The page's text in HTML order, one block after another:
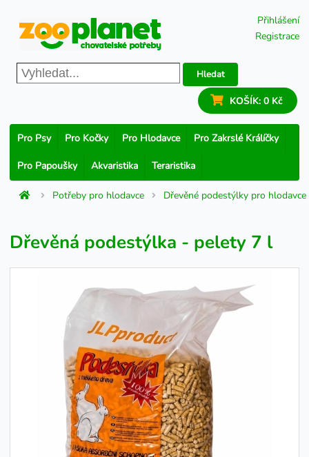
Přihlášení
Registrace
Hledat
KOŠÍK: 0 Kč
Pro Psy Pro Kočky Pro Hlodavce Pro Zakrslé Králíčky
Pro Papoušky Akvaristika Teraristika
Potřeby pro hlodavce Dřevěné podestýlky pro hlodavce
Dřevěná podestýlka - pelety 7 l